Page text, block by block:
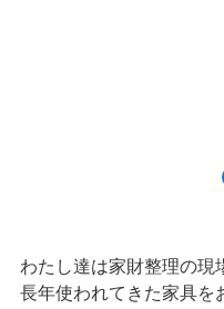
わたし達は家財整理の現
長年使われてきた家具を